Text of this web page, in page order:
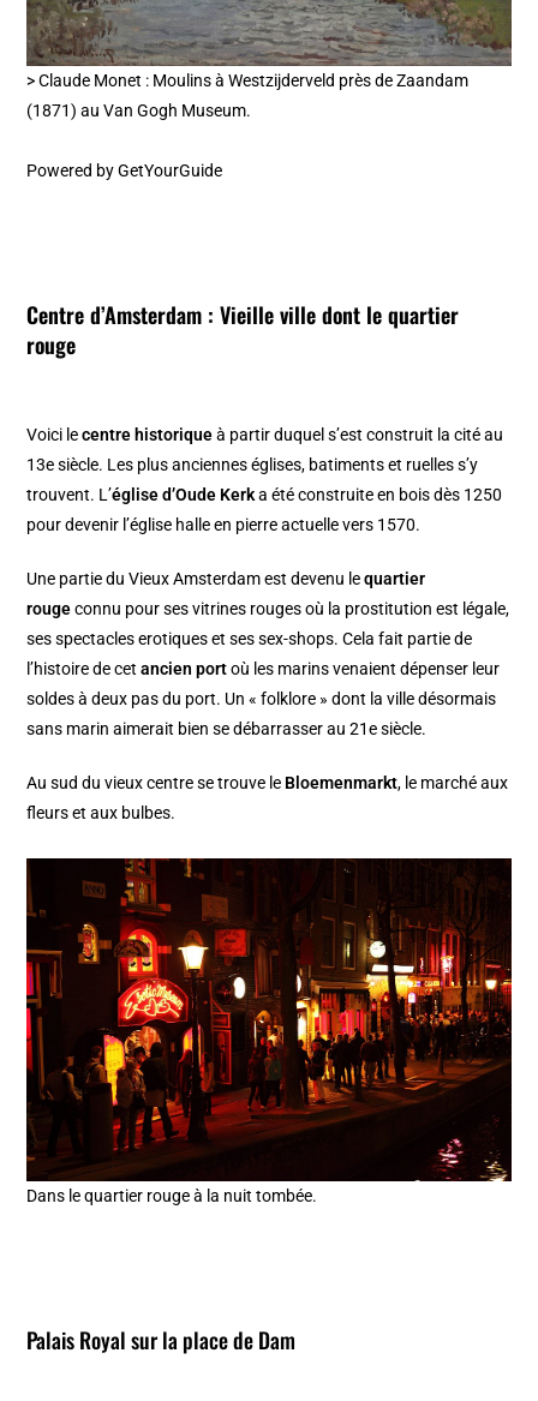
> Claude Monet : Moulins à Westzijderveld près de Zaandam
(1871) au Van Gogh Museum.
Powered byGetYourGuide
Centre d’Amsterdam :Vieille villedont lequartier
rouge
Voici lecentre historiqueà partir duquel s’est construit la cité au
13e siècle. Les plus anciennes églises, batiments et ruelles s’y
trouvent. L’église d’Oude Kerka été construite en bois dès 1250
pour devenir l’église halle en pierre actuelle vers 1570.
Une partie du Vieux Amsterdam est devenu lequartier
rougeconnu pour ses vitrines rouges où la prostitution est légale,
ses spectacles erotiques et ses sex-shops. Cela fait partie de
l’histoire de cetancien portoù les marins venaient dépenser leur
soldes à deux pas du port. Un « folklore » dont la ville désormais
sans marin aimerait bien se débarrasser au 21e siècle.
Au sud du vieux centre se trouve le Bloemenmarkt, le marché aux
fleurs et aux bulbes.
Dans le quartier rouge à la nuit tombée.
Palais Royalsur la place de Dam